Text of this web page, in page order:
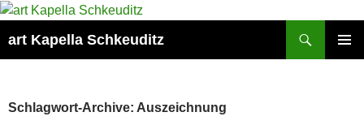
art Kapella Schkeuditz
Schlagwort-Archive: Auszeichnung